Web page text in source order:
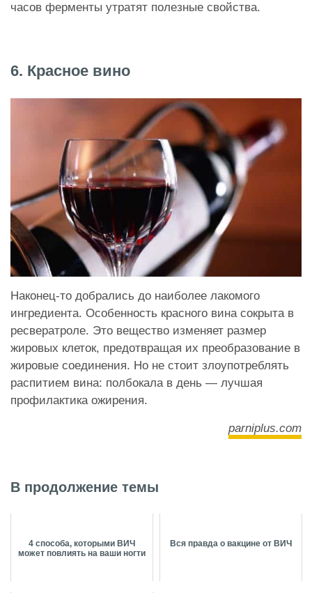
часов ферменты утратят полезные свойства.
6. Красное вино
Наконец-то добрались до наиболее лакомого
ингредиента. Особенность красного вина сокрыта в
ресвератроле. Это вещество изменяет размер
жировых клеток, предотвращая их преобразование в
жировые соединения. Но не стоит злоупотреблять
распитием вина: полбокала в день — лучшая
профилактика ожирения.
parniplus.com
В продолжение темы
4 способа, которыми ВИЧ
может повлиять на ваши ногти
Вся правда о вакцине от ВИЧ